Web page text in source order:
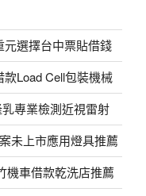
選擇台中票貼借錢
Load Cell包裝機械
專業檢測近視雷射
未上市應用燈具推薦
機車借款乾洗店推薦